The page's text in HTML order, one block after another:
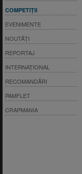
COMPETIȚII
EVENIMENTE
NOUTĂȚI
REPORTAJ
INTERNAȚIONAL
RECOMANDĂRI
PAMFLET
CRAPMANIA